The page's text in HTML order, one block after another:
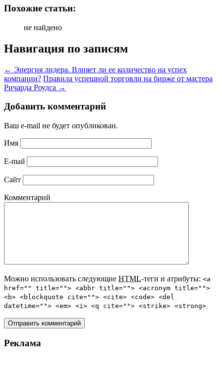
Похожие статьи:
не найдено
Навигация по записям
← Энергия лидера. Влияет ли ее количество на успех
компании? Правила успешной торговли на бирже от мастера
Ричарда Роудса →
Добавить комментарий
Ваш e-mail не будет опубликован.
Имя
E-mail
Сайт
Комментарий
Можно использовать следующие HTML-теги и атрибуты: <a
href="" title=""> <abbr title=""> <acronym title="">
<b> <blockquote cite=""> <cite> <code> <del
datetime=""> <em> <i> <q cite=""> <strike> <strong>
Реклама